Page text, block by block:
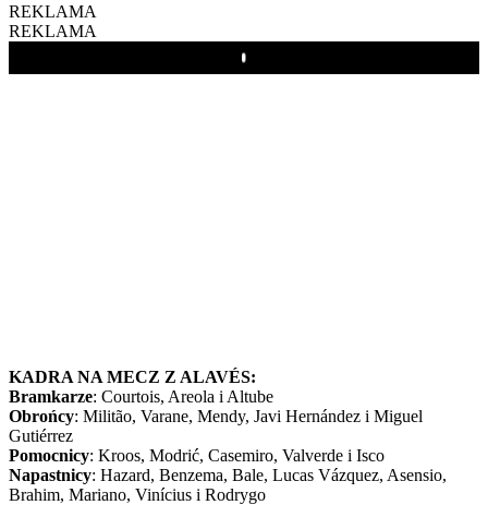
REKLAMA
REKLAMA
Play
KADRA NA MECZ Z ALAVÉS:
Bramkarze: Courtois, Areola i Altube
Obrońcy: Militão, Varane, Mendy, Javi Hernández i Miguel
Gutiérrez
Pomocnicy: Kroos, Modrić, Casemiro, Valverde i Isco
Napastnicy: Hazard, Benzema, Bale, Lucas Vázquez, Asensio,
Brahim, Mariano, Vinícius i Rodrygo